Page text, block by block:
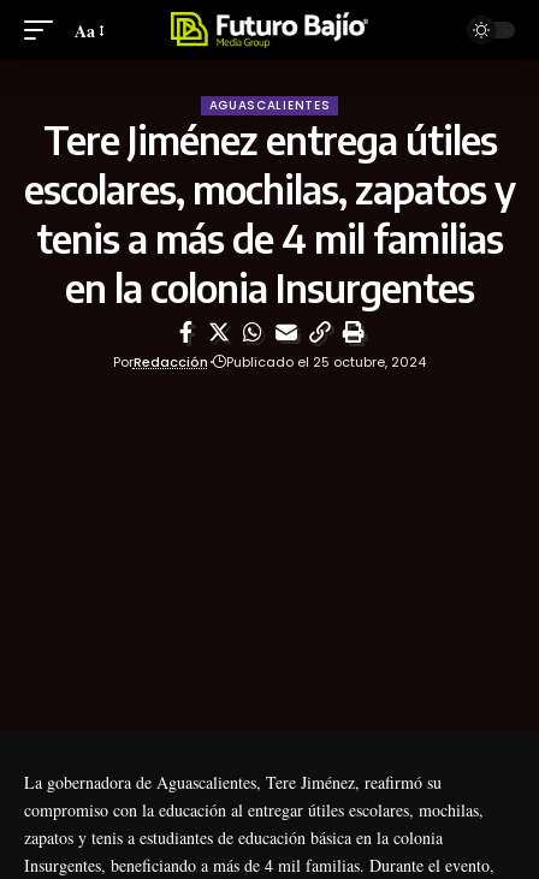
Aa
AGUASCALIENTES
Tere Jiménez entrega útiles
escolares, mochilas, zapatos y
tenis a más de 4 mil familias
en la colonia Insurgentes
PorRedacción Publicado el 25 octubre, 2024
La gobernadora de Aguascalientes, Tere Jiménez, reafirmó su
compromiso con la educación al entregar útiles escolares, mochilas,
zapatos y tenis a estudiantes de educación básica en la colonia
Insurgentes, beneficiando a más de 4 mil familias. Durante el evento,